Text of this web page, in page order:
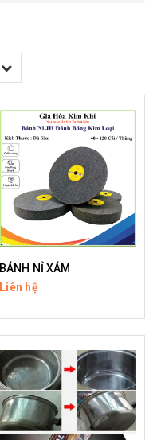
BÁNH NỈ XÁM
Liên hệ